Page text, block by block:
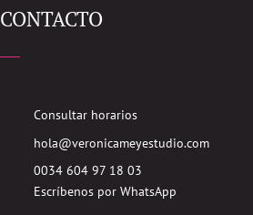
CONTACTO
Consultar horarios
hola@veronicameyestudio.com
0034 604 97 18 03
Escríbenos por WhatsApp